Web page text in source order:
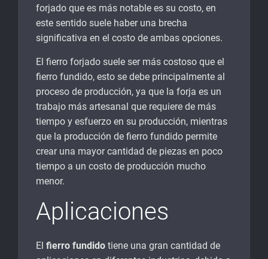
forjado que es más notable es su costo, en
este sentido suele haber una brecha
significativa en el costo de ambas opciones.
El fierro forjado suele ser más costoso que el
fierro fundido, esto se debe principalmente al
proceso de producción, ya que la forja es un
trabajo más artesanal que requiere de más
tiempo y esfuerzo en su producción, mientras
que la producción de fierro fundido permite
crear una mayor cantidad de piezas en poco
tiempo a un costo de producción mucho
menor.
Aplicaciones
El fierro fundido tiene una gran cantidad de